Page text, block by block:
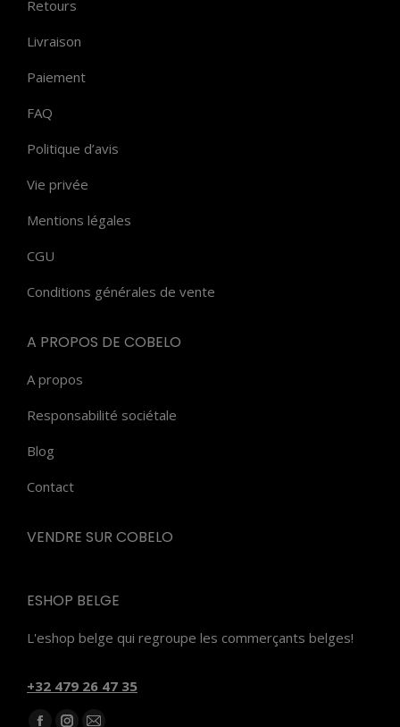
Retours
Livraison
Paiement
FAQ
Politique d’avis
Vie privée
Mentions légales
CGU
Conditions générales de vente
A PROPOS DE COBELO
A propos
Responsabilité sociétale
Blog
Contact
VENDRE SUR COBELO
ESHOP BELGE
L'eshop belge qui regroupe les commerçants belges!
‭+32 479 26 47 35‬
Trouvez nous sur :